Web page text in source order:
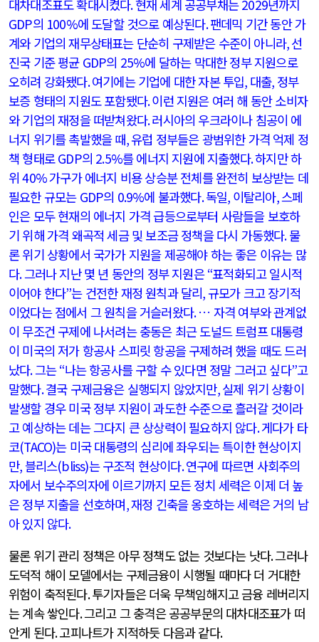
대차대조표도 확대시켰다.현재 세계 공공부채는2029년까지
GDP의 100%에 도달할 것으로 예상된다.팬데믹 기간 동안 가
계와 기업의 재무상태표는 단순히 구제받은 수준이 아니라,선
진국 기준 평균 GDP의 25%에 달하는 막대한 정부 지원으로
오히려 강화됐다.여기에는 기업에 대한 자본 투입, 대출, 정부
보증 형태의 지원도 포함됐다.이런 지원은 여러 해 동안 소비자
와 기업의 재정을 떠받쳐왔다.러시아의 우크라이나 침공이 에
너지 위기를 촉발했을 때,유럽 정부들은 광범위한 가격 억제 정
책 형태로GDP의 2.5%를 에너지 지원에 지출했다.하지만 하
위40%가구가 에너지 비용 상승분 전체를 완전히 보상받는 데
필요한 규모는 GDP의 0.9%에 불과했다.독일, 이탈리아,스페
인은 모두 현재의 에너지 가격 급등으로부터 사람들을 보호하
기 위해 가격 왜곡적 세금 및 보조금 정책을 다시 가동했다.물
론 위기 상황에서 국가가 지원을 제공해야 하는 좋은 이유는 많
다.그러나 지난 몇 년 동안의 정부 지원은“표적화되고 일시적
이어야 한다”는 건전한 재정 원칙과 달리, 규모가 크고 장기적
이었다는 점에서 그 원칙을 거슬러왔다.… 자격 여부와 관계없
이 무조건 구제에 나서려는 충동은 최근 도널드 트럼프 대통령
이 미국의 저가 항공사 스피릿 항공을 구제하려 했을 때도 드러
났다.그는“나는 항공사를 구할 수 있다면 정말 그러고 싶다”고
말했다.결국 구제금융은 실행되지 않았지만,실제 위기 상황이
발생할 경우 미국 정부 지원이 과도한 수준으로 흘러갈 것이라
고 예상하는 데는 그다지 큰 상상력이 필요하지 않다.게다가 타
코(TACO)는 미국 대통령의 심리에 좌우되는 특이한 현상이지
만,블리스(bliss)는 구조적 현상이다.연구에 따르면 사회주의
자에서 보수주의자에 이르기까지 모든 정치 세력은 이제 더 높
은 정부 지출을 선호하며,재정 긴축을 옹호하는 세력은 거의 남
아 있지 않다.
물론 위기 관리 정책은 아무 정책도 없는 것보다는 낫다.그러나
도덕적 해이 모델에서는 구제금융이 시행될 때마다 더 거대한
위험이 축적된다.투기자들은 더욱 무책임해지고 금융 레버리지
는 계속 쌓인다.그리고 그 충격은 공공부문의 대차대조표가 떠
안게 된다.고피나트가 지적하듯 다음과 같다.